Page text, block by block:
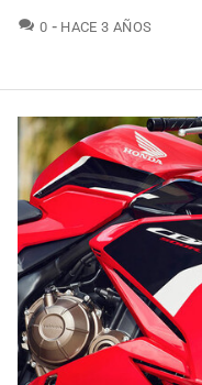
0 COMENTARIOS
HACE 3 AÑOS